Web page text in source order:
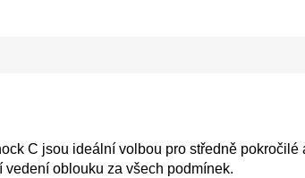
C jsou ideální volbou pro středně
oblouku za všech podmínek.